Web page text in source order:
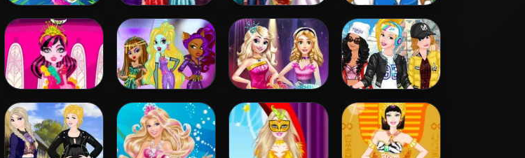
Barbie Mermaid
Princess
Couples New Year
Party
Ladybug
Wedding Royal
Guests
Snow White
Patchwork Dress
Draculaura
Princess Dress Up
Princess Vs
Monster
Supermodel
Battle
Disney Princess
Fashion Prom
Princesses Sporty
& Funky Day